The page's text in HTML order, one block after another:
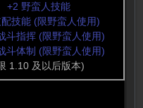
+2 野蛮人技能
技能 (限野蛮人使用)
斗指挥 (限野蛮人使用)
斗体制 (限野蛮人使用)
1.10 及以后版本)